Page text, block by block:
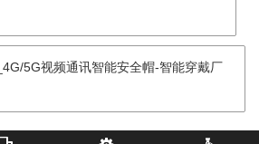
5G视频通讯智能安全帽-智能穿戴厂